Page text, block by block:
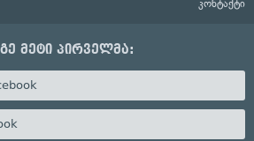
კონტაქტი
მეტი პირველმა: